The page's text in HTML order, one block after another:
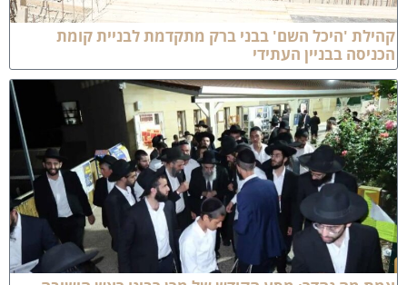
'היכל השם' בבני ברק מתקדמת לבניית קומת
בבניין העתידי